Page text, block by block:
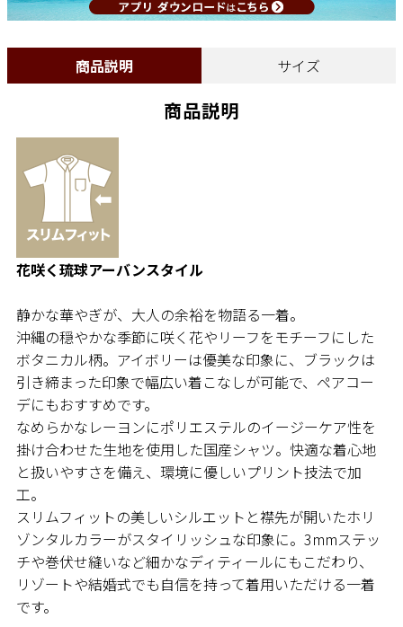
商品説明 サイズ
商品説明
花咲く琉球アーバンスタイル
静かな華やぎが、大人の余裕を物語る一着。
沖縄の穏やかな季節に咲く花やリーフをモチーフにした
ボタニカル柄。アイボリーは優美な印象に、ブラックは
引き締まった印象で幅広い着こなしが可能で、ペアコー
デにもおすすめです。
なめらかなレーヨンにポリエステルのイージーケア性を
掛け合わせた生地を使用した国産シャツ。快適な着心地
と扱いやすさを備え、環境に優しいプリント技法で加
工。
スリムフィットの美しいシルエットと襟先が開いたホリ
ゾンタルカラーがスタイリッシュな印象に。3mmステッ
チや巻伏せ縫いなど細かなディティールにもこだわり、
リゾートや結婚式でも自信を持って着用いただける一着
です。